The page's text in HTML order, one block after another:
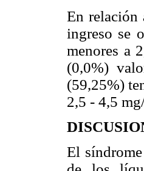
En relación
ingreso se
menores a
(0,0%)
(59,25%)
2,5 - 4,5
El